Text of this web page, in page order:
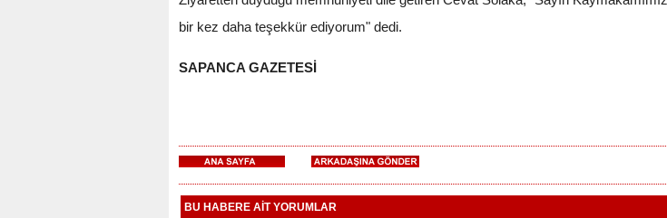
bir kez daha teşekkür ediyorum" dedi.
SAPANCA GAZETESİ
BU HABERE AİT YORUMLAR